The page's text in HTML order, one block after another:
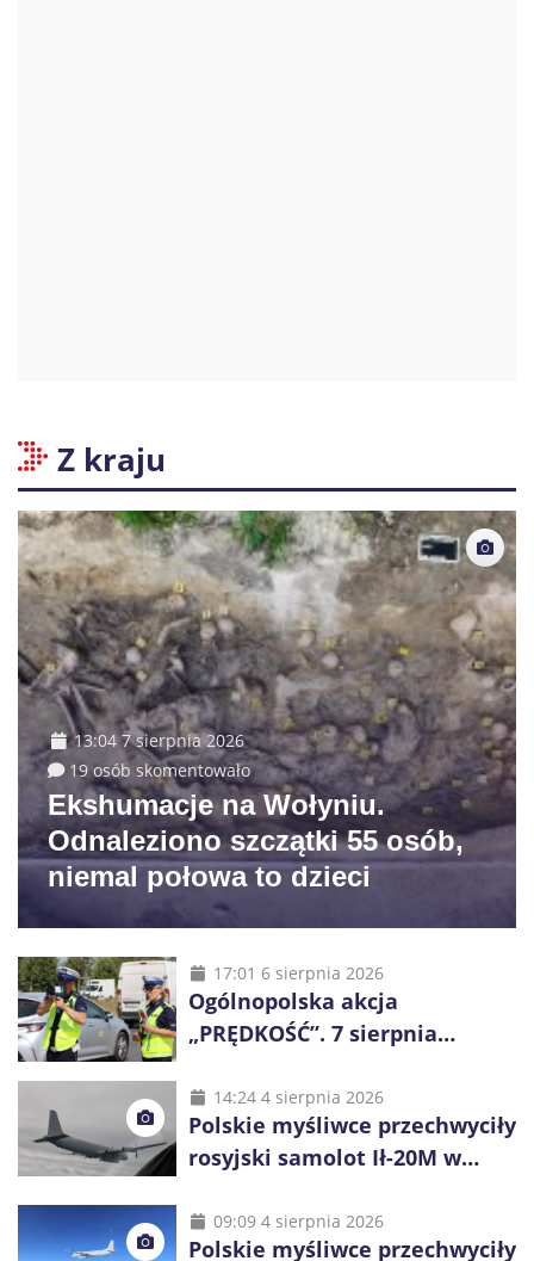
Z kraju
13:04 7 sierpnia 2026
19 osób skomentowało
Ekshumacje na Wołyniu.
Odnaleziono szczątki 55 osób,
niemal połowa to dzieci
17:01 6 sierpnia 2026
Ogólnopolska akcja
„PRĘDKOŚĆ”. 7 sierpnia
14:24 4 sierpnia 2026
Polskie myśliwce przechwyciły
rosyjski samolot Ił-20M w
09:09 4 sierpnia 2026
Polskie myśliwce przechwyciły